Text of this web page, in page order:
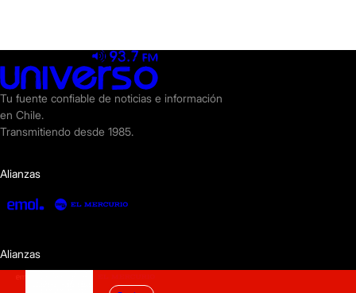
Tu fuente confiable de noticias e información
en Chile.
Transmitiendo desde 1985.
Alianzas
Alianzas